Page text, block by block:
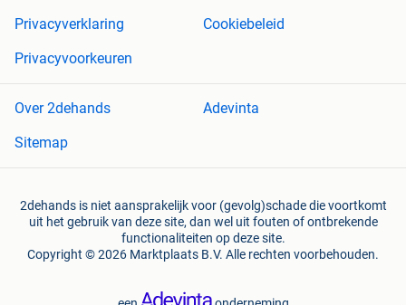
Privacyverklaring
Cookiebeleid
Privacyvoorkeuren
Over 2dehands
Adevinta
Sitemap
2dehands is niet aansprakelijk voor (gevolg)schade die voortkomt
uit het gebruik van deze site, dan wel uit fouten of ontbrekende
functionaliteiten op deze site.
Copyright © 2026 Marktplaats B.V. Alle rechten voorbehouden.